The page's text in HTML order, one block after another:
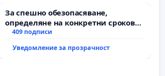
За спешно обезопасяване,
определяне на конкретни срокове
и извършване на цялостна
републиканския път между пътен
409 подписи
Уведомление за прозрачност